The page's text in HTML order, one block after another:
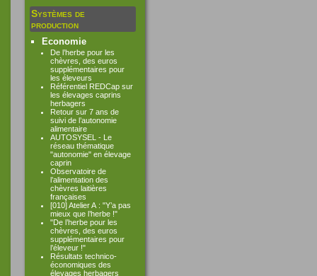
Systèmes de
production
Economie
De l’herbe pour les
chèvres, des euros
supplémentaires pour
les éleveurs
Référentiel REDCap sur
les élevages caprins
herbagers
Retour sur 7 ans de
suivi de l’autonomie
alimentaire
AUTOSYSEL - Le
réseau thématique
"autonomie" en élevage
caprin
Observatoire de
l’alimentation des
chèvres laitières
françaises
[010] Atelier A : "Y’a pas
mieux que l’herbe !"
"De l’herbe pour les
chèvres, des euros
supplémentaires pour
l’éleveur !"
Résultats technico-
économiques des
élevages herbagers